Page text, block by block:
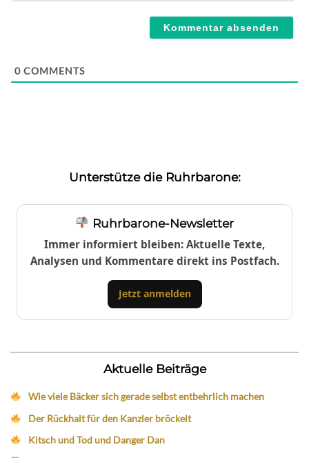
0 COMMENTS
Unterstütze die Ruhrbarone:
Ruhrbarone-Newsletter
Immer informiert bleiben: Aktuelle Texte,
Analysen und Kommentare direkt ins Postfach.
Jetzt anmelden
Aktuelle Beiträge
Wie viele Bäcker sich gerade selbst entbehrlich machen
Der Rückhalt für den Kanzler bröckelt
Kitsch und Tod und Danger Dan